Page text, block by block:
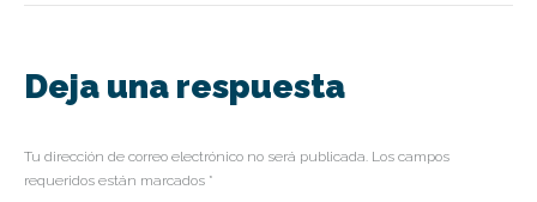
Deja una respuesta
Tu dirección de correo electrónico no será publicada. Los campos
requeridos están marcados *